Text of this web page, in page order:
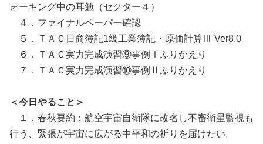
ォーキング中の耳勉（セクター４）
４．ファイナルペーパー確認
５．ＴＡＣ日商簿記1級工業簿記・原価計算Ⅲ Ver8.0
６．ＴＡＣ実力完成演習⑨事例Ⅰふりかえり
７．ＴＡＣ実力完成演習⑩事例Ⅱふりかえり
＜今日やること＞
１．春秋要約：航空宇宙自衛隊に改名し不審衛星監視も
行う、緊張が宇宙に広がる中平和の祈りを届けたい。